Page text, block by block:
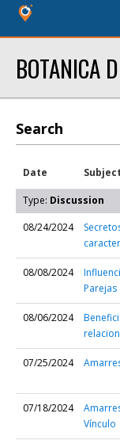
BOTANICA
Search
Date Subject
Type: Discussion
08/24/2024
08/08/2024
Parejas
08/06/2024
07/25/2024
07/18/2024
Vínculo